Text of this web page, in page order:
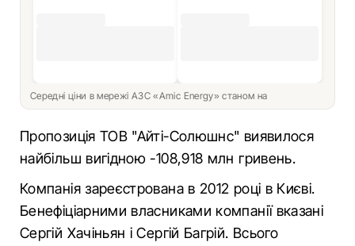
Середні ціни в мережі АЗС «Amic Energy» станом на
Пропозиція ТОВ "Айті-Солюшнс" виявилося
найбільш вигідною -108,918 млн гривень.
Компанія зареєстрована в 2012 році в Києві.
Бенефіціарними власниками компанії вказані
Сергій Хачіньян і Сергій Багрій. Всього